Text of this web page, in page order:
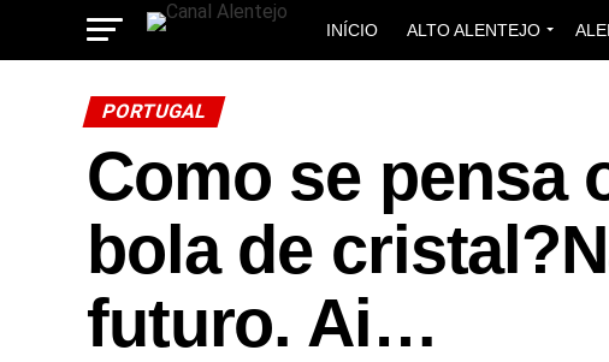
INÍCIO ALTO ALENTEJO
PORTUGAL
Como se pensa
bola de
futuro. Ai…